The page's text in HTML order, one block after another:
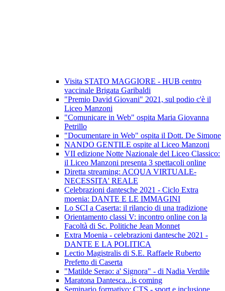
Visita STATO MAGGIORE - HUB centro
vaccinale Brigata Garibaldi
"Premio David Giovani" 2021, sul podio c'è il
Liceo Manzoni
"Comunicare in Web" ospita Maria Giovanna
Petrillo
"Documentare in Web" ospita il Dott. De Simone
NANDO GENTILE ospite al Liceo Manzoni
VII edizione Notte Nazionale del Liceo Classico:
il Liceo Manzoni presenta 3 spettacoli online
Diretta streaming: ACQUA VIRTUALE-
NECESSITA' REALE
Celebrazioni dantesche 2021 - Ciclo Extra
moenia: DANTE E LE IMMAGINI
Lo SCI a Caserta: il rilancio di una tradizione
Orientamento classi V: incontro online con la
Facoltà di Sc. Politiche Jean Monnet
Extra Moenia - celebrazioni dantesche 2021 -
DANTE E LA POLITICA
Lectio Magistralis di S.E. Raffaele Ruberto
Prefetto di Caserta
"Matilde Serao: a' Signora" - di Nadia Verdile
Maratona Dantesca...is coming